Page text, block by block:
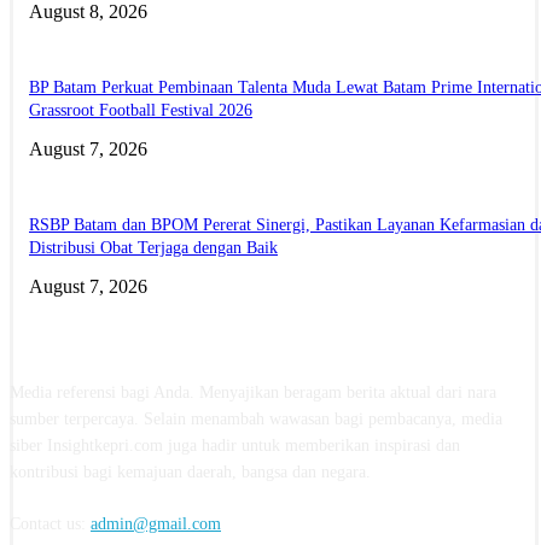
August 8, 2026
BP Batam Perkuat Pembinaan Talenta Muda Lewat Batam Prime
Grassroot Football Festival 2026
August 7, 2026
RSBP Batam dan BPOM Pererat Sinergi, Pastikan Layanan Kefarmasian
Distribusi Obat Terjaga dengan Baik
August 7, 2026
admin@gmail.com